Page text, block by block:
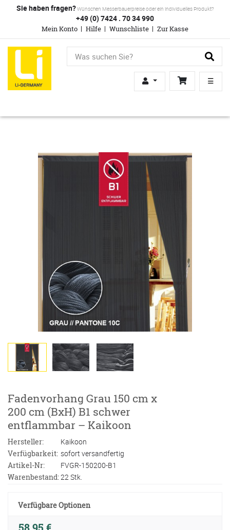
Sie haben fragen?Wünschen Messerbauerpreise oder ein individuelles Produkt?
+49 (0) 7424 . 70 34 990
Mein Konto Hilfe Wunschliste Zur Kasse
☰
Fadenvorhang Grau 150 cm x
200 cm (BxH) B1 schwer
entflammbar – Kaikoon
Hersteller:
Kaikoon
Verfügbarkeit: sofort versandfertig
Artikel-Nr:
FVGR-150200-B1
Warenbestand:22 Stk.
Verfügbare Optionen